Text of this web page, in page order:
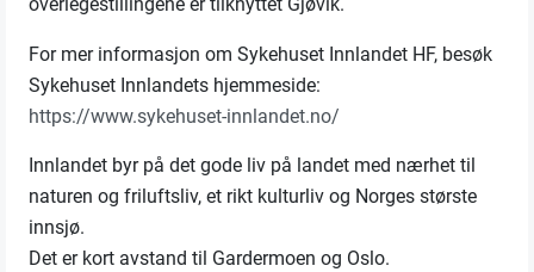
For mer informasjon om Sykehuset Innlandet HF, besøk
Sykehuset Innlandets hjemmeside:
https://www.sykehuset-innlandet.no/
Innlandet byr på det gode liv på landet med nærhet til
naturen og friluftsliv, et rikt kulturliv og Norges største
innsjø.
Det er kort avstand til Gardermoen og Oslo.